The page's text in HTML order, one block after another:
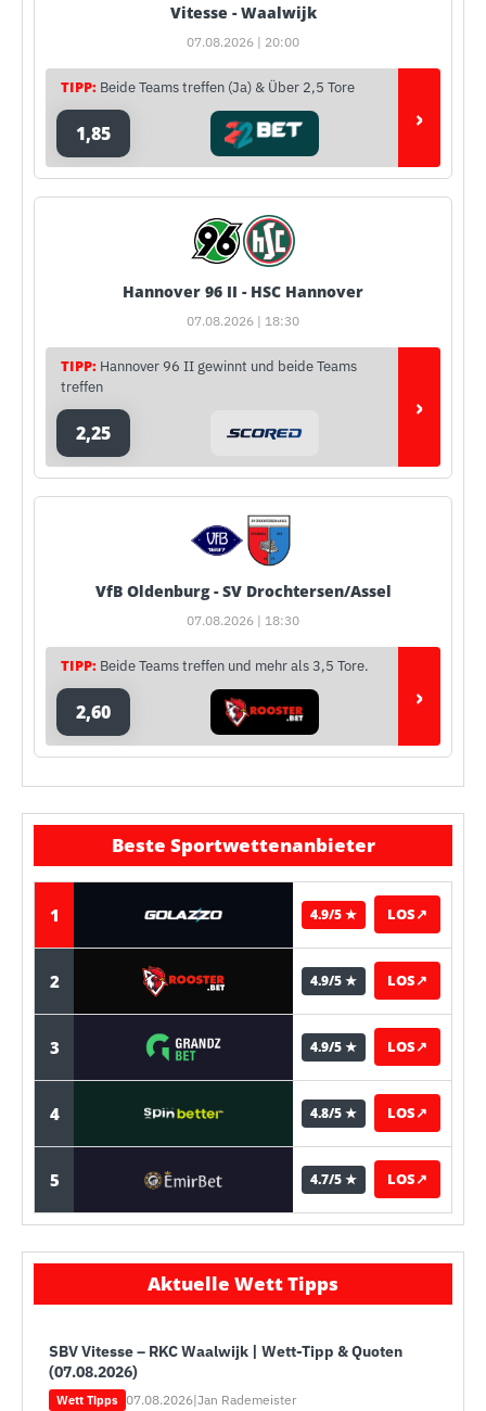
Vitesse - Waalwijk
07.08.2026 | 20:00
TIPP: Beide Teams treffen (Ja) & Über 2,5 Tore
1,85 ›
Hannover 96 II - HSC Hannover
07.08.2026 | 18:30
TIPP: Hannover 96 II gewinnt und beide Teams
treffen
2,25
›
VfB Oldenburg - SV Drochtersen/Assel
07.08.2026 | 18:30
TIPP: Beide Teams treffen und mehr als 3,5 Tore.
2,60 ›
Beste Sportwettenanbieter
1 4.9/5 ★ LOS↗
2 4.9/5 ★ LOS↗
3 4.9/5 ★ LOS↗
4 4.8/5 ★ LOS↗
5 4.7/5 ★ LOS↗
Aktuelle Wett Tipps
SBV Vitesse – RKC Waalwijk | Wett-Tipp & Quoten
(07.08.2026)
Wett Tipps 07.08.2026|Jan Rademeister